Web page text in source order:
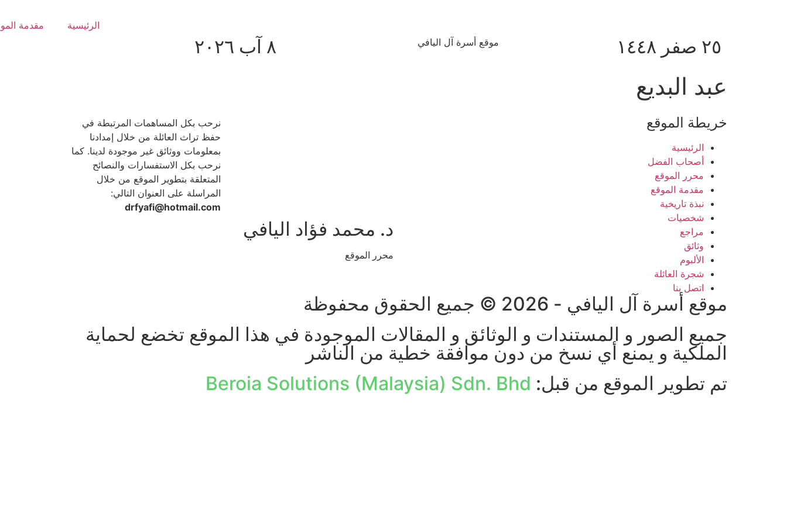
الرئيسية مقدمة
٢٥ صفر ١٤٤٨ موقع أسرة آل اليافي ٨ آب ٢٠٢٦
عبد البديع
خريطة الموقع
الرئيسية
أصحاب الفضل
محرر الموقع
مقدمة الموقع
نبذة تاريخية
شخصيات
مراجع
وثائق
الألبوم
شجرة العائلة
اتصل بنا
نرحب بكل المساهمات المرتبطة في
حفظ تراث العائلة من خلال إمدادنا
بمعلومات ووثائق غير موجودة لدينا. كما
نرحب بكل الاستفسارات والنصائح
المتعلقة بتطوير الموقع من خلال
المراسلة على العنوان التالي:
drfyafi@hotmail.com
د. محمد فؤاد اليافي
محرر الموقع
موقع أسرة آل اليافي - 2026 © جميع الحقوق محفوظة
جميع الصور و المستندات و الوثائق و المقالات الموجودة في هذا الموقع تخضع لحماية
الملكية و يمنع أي نسخ من دون موافقة خطية من الناشر
تم تطوير الموقع من قبل: Beroia Solutions (Malaysia) Sdn. Bhd